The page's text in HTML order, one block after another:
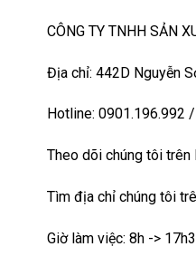
CÔNG TY TNHH SẢN
Địa chỉ: 442D Nguyễn
Hotline: 0901.196.992
Theo dõi chúng tôi
Tìm địa chỉ chúng tôi
Giờ làm việc: 8h ->